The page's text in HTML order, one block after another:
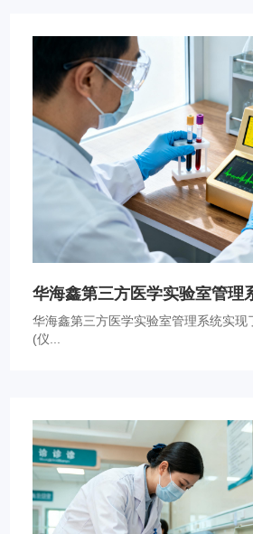
华海鑫第三方医学实验室管理
华海鑫第三方医学实验室管理系统实
(仪...